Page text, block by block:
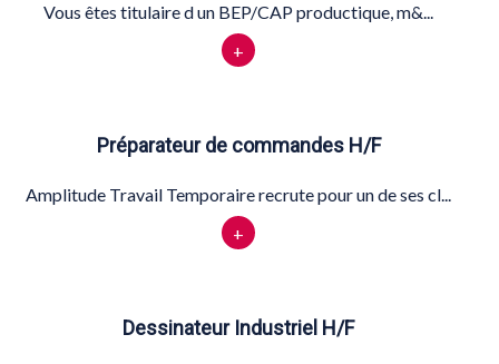
Vous êtes titulaire d un BEP/CAP productique, m&...
+
Préparateur de commandes H/F
Amplitude Travail Temporaire recrute pour un de ses cl...
+
Dessinateur Industriel H/F